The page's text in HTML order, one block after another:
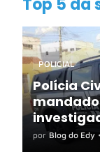
Top 5 da
POLICIAL
Polícia
Tauá e
por Blog do Edy •